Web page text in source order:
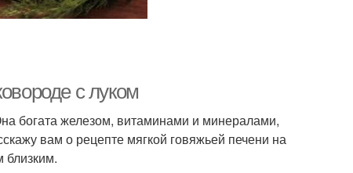
с луком
богата железом, витаминами и минералами,
вам о рецепте мягкой говяжьей печени на
близким.